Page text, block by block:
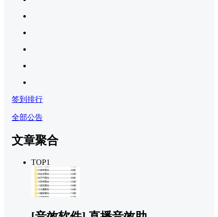
签到排行
全部公告
文章聚合
TOP1